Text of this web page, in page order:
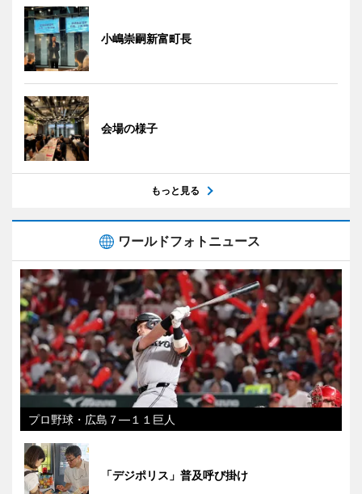
小嶋崇嗣新富町長
会場の様子
もっと見る
ワールドフォトニュース
プロ野球・広島７―１１巨人
「デジポリス」普及呼び掛け